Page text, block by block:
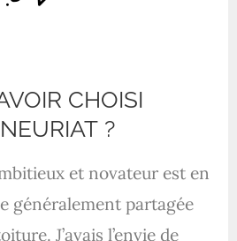
CHOISI
?
et novateur est en
généralement partagée
J’avais l’envie de